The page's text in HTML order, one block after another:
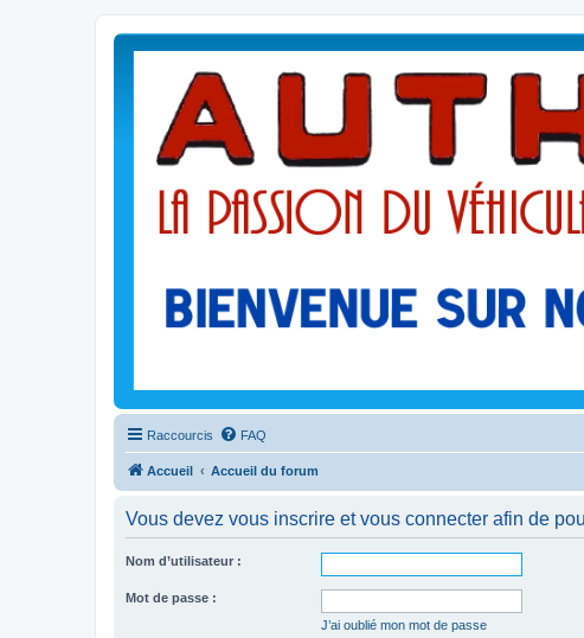
Raccourcis FAQ
Accueil Accueil du forum
Vous devez vous inscrire et vous connecter afin de
Nom d’utilisateur :
Mot de passe :
J’ai oublié mon mot de passe